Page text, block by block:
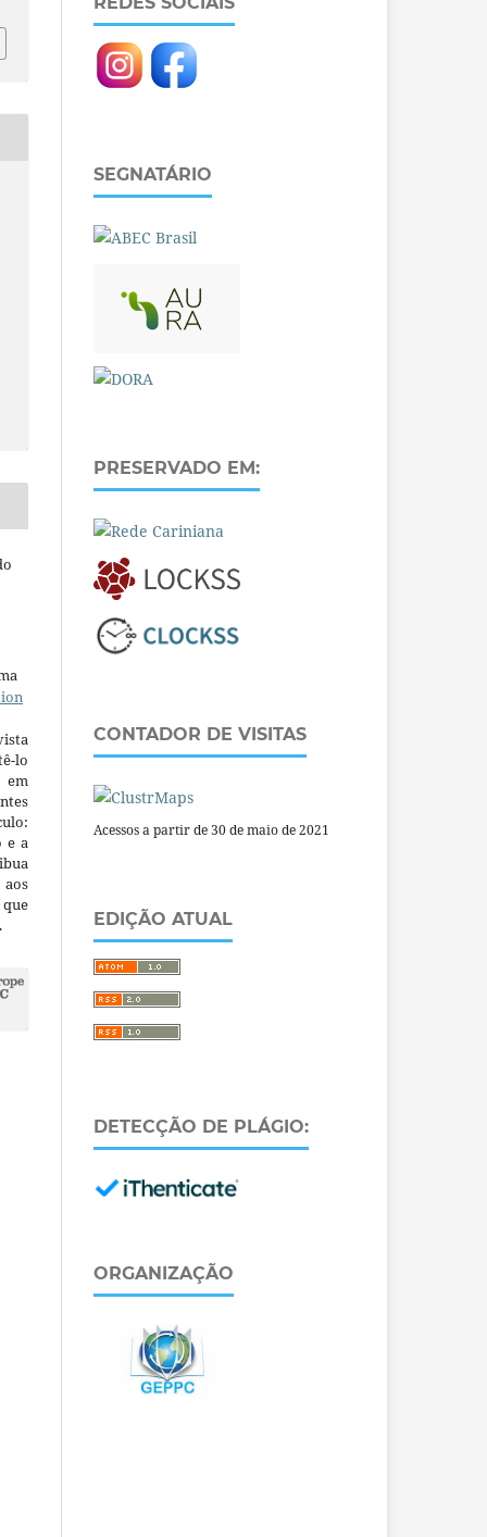
lo
em
e a
SEGNATÁRIO
PRESERVADO EM:
CONTADOR DE VISITAS
Acessos a partir de 30 de maio de 2021
EDIÇÃO ATUAL
DETECÇÃO DE PLÁGIO:
ORGANIZAÇÃO